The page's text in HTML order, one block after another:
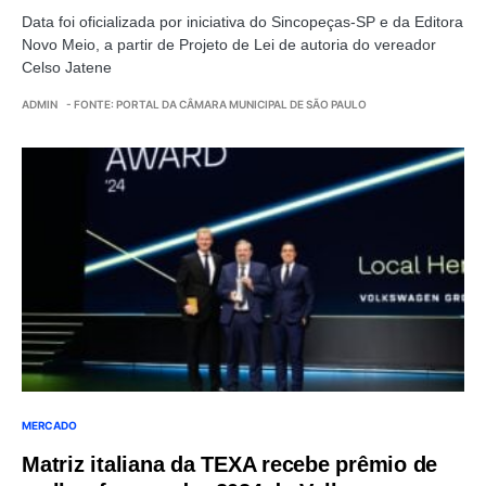
Data foi oficializada por iniciativa do Sincopeças-SP e da Editora
Novo Meio, a partir de Projeto de Lei de autoria do vereador
Celso Jatene
ADMIN - FONTE: PORTAL DA CÂMARA MUNICIPAL DE SÃO PAULO
MERCADO
Matriz italiana da TEXA recebe prêmio de